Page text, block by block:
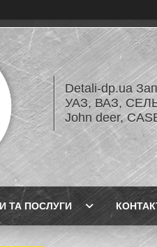
Detali-dp.ua
УАЗ, ВАЗ,
John deer,
ТА ПОСЛУГИ